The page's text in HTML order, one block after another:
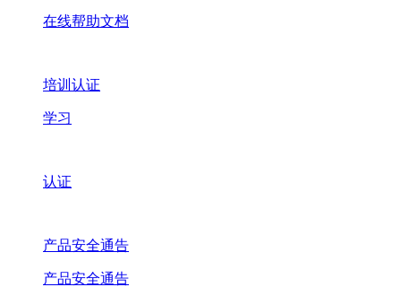
在线帮助文档
培训认证
学习
认证
产品安全通告
产品安全通告